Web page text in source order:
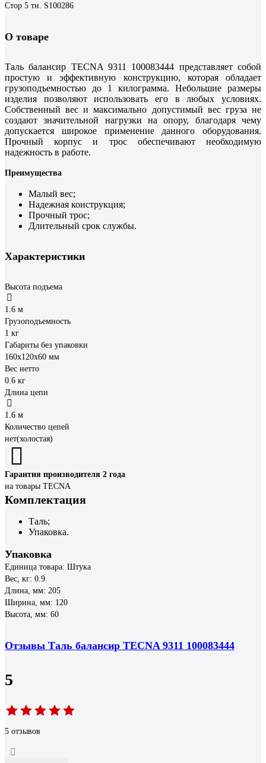
Стор 5 тн. S100286
О товаре
Таль балансир TECNA 9311 100083444 представляет собой
простую и эффективную конструкцию, которая обладает
грузоподъемностью до 1 килограмма. Небольшие размеры
изделия позволяют использовать его в любых условиях.
Собственный вес и максимально допустимый вес груза не
создают значительной нагрузки на опору, благодаря чему
допускается широкое применение данного оборудования.
Прочный корпус и трос обеспечивают необходимую
надежность в работе.
Преимущества
Малый вес;
Надежная конструкция;
Прочный трос;
Длительный срок службы.
Характеристики
Высота подъема
1.6 м
Грузоподъемность
1 кг
Габариты без упаковки
160x120x60 мм
Вес нетто
0.6 кг
Длина цепи
1.6 м
Количество цепей
нет(холостая)
Гарантия производителя 2 года
на товары TECNA
Комплектация
Таль;
Упаковка.
Упаковка
Единица товара: Штука
Вес, кг: 0.9
Длина, мм: 205
Ширина, мм: 120
Высота, мм: 60
Отзывы Таль балансир TECNA 9311 100083444
5
5 отзывов